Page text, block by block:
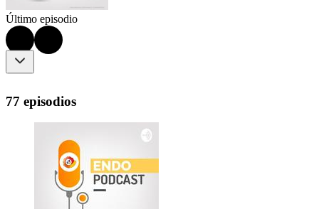
Último episodio
77 episodios